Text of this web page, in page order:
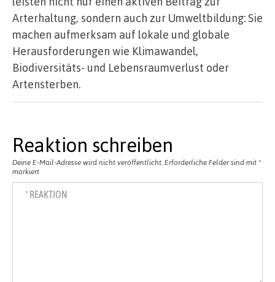
Arterhaltung, sondern auch zur Umweltbildung: Sie
machen aufmerksam auf lokale und globale
Herausforderungen wie Klimawandel,
Biodiversitäts- und Lebensraumverlust oder
Artensterben.
Reaktion schreiben
Deine E-Mail-Adresse wird nicht veröffentlicht. Erforderliche Felder sind mit *
markiert